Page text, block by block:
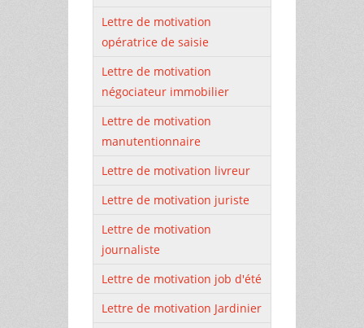
Lettre de motivation
opératrice de saisie
Lettre de motivation
négociateur immobilier
Lettre de motivation
manutentionnaire
Lettre de motivation livreur
Lettre de motivation juriste
Lettre de motivation
journaliste
Lettre de motivation job d'été
Lettre de motivation Jardinier